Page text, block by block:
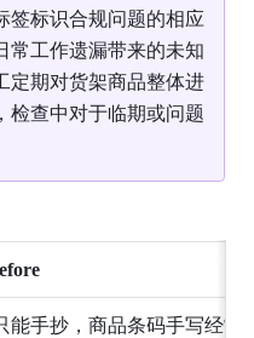
签标识合规问题的相应
常工作遗漏带来的未知
定期对货架商品整体进
检查中对于临期或问题
能手抄，商品条码手写经常